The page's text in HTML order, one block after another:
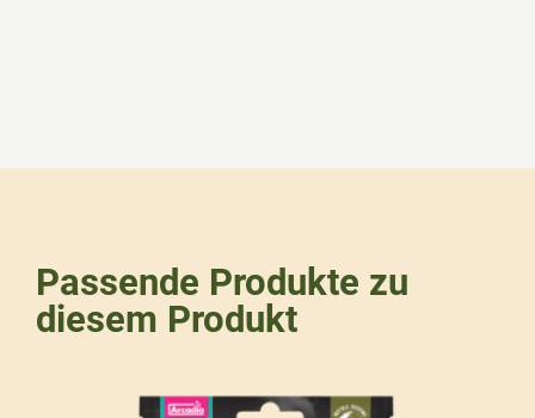
Passende Produkte zu
diesem Produkt